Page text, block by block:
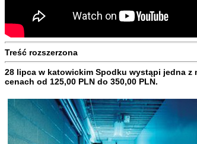
Treść rozszerzona
28 lipca w katowickim Spodku wystąpi jedna z
cenach od 125,00 PLN do 350,00 PLN.